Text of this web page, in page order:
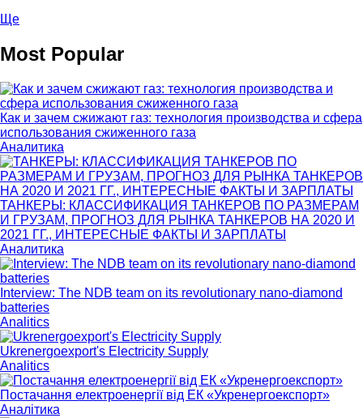
Ще
Most Popular
Как и зачем сжижают газ: технология производства и сфера
использования сжиженного газа
Аналитика
ТАНКЕРЫ: КЛАССИФИКАЦИЯ ТАНКЕРОВ ПО РАЗМЕРАМ
И ГРУЗАМ, ПРОГНОЗ ДЛЯ РЫНКА ТАНКЕРОВ НА 2020 И
2021 ГГ., ИНТЕРЕСНЫЕ ФАКТЫ И ЗАРПЛАТЫ
Аналитика
Interview: The NDB team on its revolutionary nano-diamond
batteries
Analitics
Ukrenergoexport's Electricity Supply
Analitics
Постачання електроенергії від ЕК «Укренергоекспорт»
Аналітика